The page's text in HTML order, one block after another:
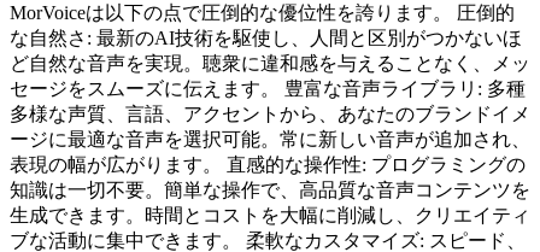
MorVoiceは以下の点で圧倒的な優位性を誇ります。 圧倒的
な自然さ: 最新のAI技術を駆使し、人間と区別がつかないほ
ど自然な音声を実現。聴衆に違和感を与えることなく、メッ
セージをスムーズに伝えます。 豊富な音声ライブラリ: 多種
多様な声質、言語、アクセントから、あなたのブランドイメ
ージに最適な音声を選択可能。常に新しい音声が追加され、
表現の幅が広がります。 直感的な操作性: プログラミングの
知識は一切不要。簡単な操作で、高品質な音声コンテンツを
生成できます。時間とコストを大幅に削減し、クリエイティ
ブな活動に集中できます。 柔軟なカスタマイズ: スピード、